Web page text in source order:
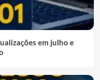
em julho e